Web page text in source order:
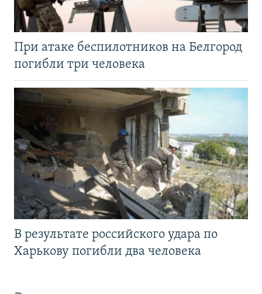
При атаке беспилотников на Белгород
погибли три человека
В результате российского удара по
Харькову погибли два человека